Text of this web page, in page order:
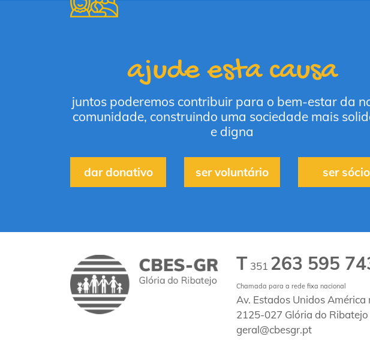
ajude esta causa
juntos poderemos contribuir para o bem-estar da
comunidade, construindo uma sociedade mais
e digna
dar donativo ser voluntário ser sócio
T 351 263 595
Chamada para a rede fixa nacional
Av. Estados Unidos América
2125-027 Glória do Ribatejo
geral@cbesgr.pt